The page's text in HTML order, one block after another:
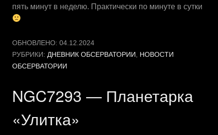
пять минут в неделю. Практически по минуте в сутки
ОБНОВЛЕНО: 04.12.2024
РУБРИКИ: ДНЕВНИК ОБСЕРВАТОРИИ , НОВОСТИ
ОБСЕРВАТОРИИ
NGC7293 — Планетарка
«Улитка»